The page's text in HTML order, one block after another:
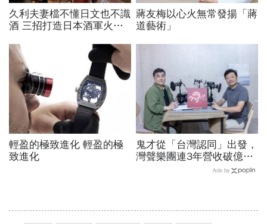
久利夫妻檔不懂日文也不識
酒 三招打造日本酒軍火庫
躍前三大代理
蔣友梅以心火無常發揚「蔣
道藝術」
輕盈的極致進化 輕盈的極
致進化
鬼才從「台灣認同」出發，
灣聲樂團連3年營收破億！
台積電找它到熊本、施振榮
Ads by